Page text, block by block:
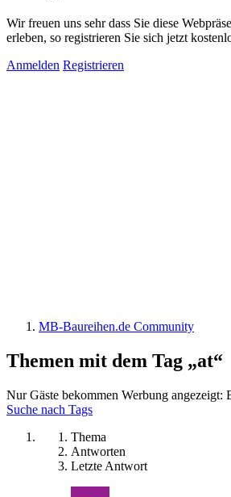
Wir freuen uns sehr dass Sie diese
erleben, so registrieren Sie sich jetzt
Anmelden Registrieren
MB-Baureihen.de Community
Themen mit dem Tag „at“
Nur Gäste bekommen Werbung angezeigt:
Suche nach Tags
Thema
Antworten
Letzte Antwort